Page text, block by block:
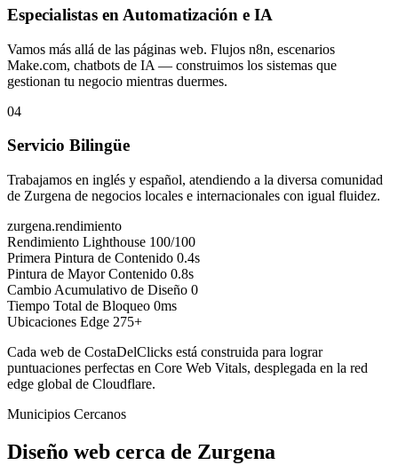
Especialistas en Automatización e IA
Vamos más allá de las páginas web. Flujos n8n, escenarios
Make.com, chatbots de IA — construimos los sistemas que
gestionan tu negocio mientras duermes.
04
Servicio Bilingüe
Trabajamos en inglés y español, atendiendo a la diversa comunidad
de Zurgena de negocios locales e internacionales con igual fluidez.
zurgena.rendimiento
Rendimiento Lighthouse 100/100
Primera Pintura de Contenido 0.4s
Pintura de Mayor Contenido 0.8s
Cambio Acumulativo de Diseño 0
Tiempo Total de Bloqueo 0ms
Ubicaciones Edge 275+
Cada web de CostaDelClicks está construida para lograr
puntuaciones perfectas en Core Web Vitals, desplegada en la red
edge global de Cloudflare.
Municipios Cercanos
Diseño web cerca de Zurgena